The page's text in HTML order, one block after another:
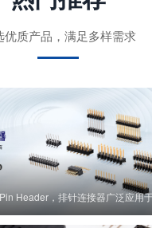
优质产品，满足多样需求